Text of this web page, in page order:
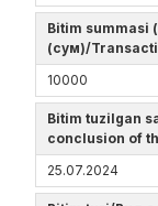
Bitim summasi
(сум)/
10000
Bitim tuzilgan
conclusion of
25.07.2024